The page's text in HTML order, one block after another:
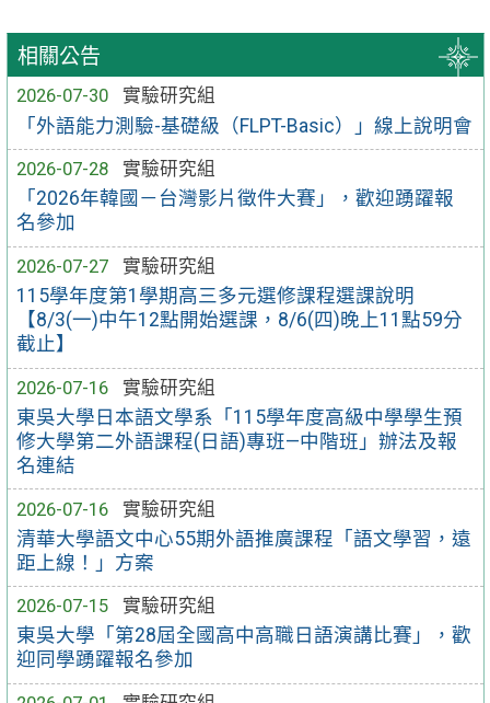
相關公告
2026-07-30
實驗研究組
「外語能力測驗-基礎級（FLPT-Basic）」線上說明會
2026-07-28
實驗研究組
「2026年韓國－台灣影片徵件大賽」，歡迎踴躍報
名參加
2026-07-27
實驗研究組
115學年度第1學期高三多元選修課程選課說明
【8/3(一)中午12點開始選課，8/6(四)晚上11點59分
截止】
2026-07-16
實驗研究組
東吳大學日本語文學系「115學年度高級中學學生預
修大學第二外語課程(日語)專班—中階班」辦法及報
名連結
2026-07-16
實驗研究組
清華大學語文中心55期外語推廣課程「語文學習，遠
距上線！」方案
2026-07-15
實驗研究組
東吳大學「第28屆全國高中高職日語演講比賽」，歡
迎同學踴躍報名參加